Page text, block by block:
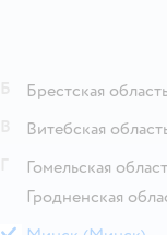
Брестская
Витебская
Гомельская
Гродненская